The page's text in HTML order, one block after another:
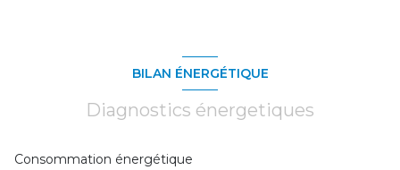
BILAN ÉNERGÉTIQUE
Diagnostics énergetiques
Consommation énergétique